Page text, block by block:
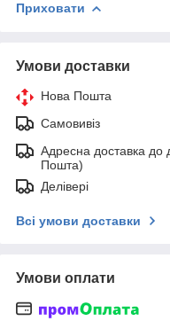
Приховати
Умови доставки
Нова Пошта
Самовивіз
Адресна доставка до
Пошта)
Делівері
Всі умови доставки
Умови оплати